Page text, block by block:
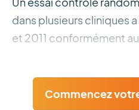
Un essai contrôlé
dans plusieurs cliniques
et 2011 conformément
Commencez